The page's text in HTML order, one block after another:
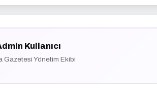
Kullanıcı
Gazetesi Yönetim Ekibi